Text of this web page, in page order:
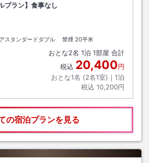
プラン】食事なし
アウト
スタンダードダブル 禁煙 20平米
おとな2名 1泊 1部屋 合計
税込 20,400円
おとな1名 (2名1室)｜ 1泊
税込 10,200円
の宿泊プランを見る